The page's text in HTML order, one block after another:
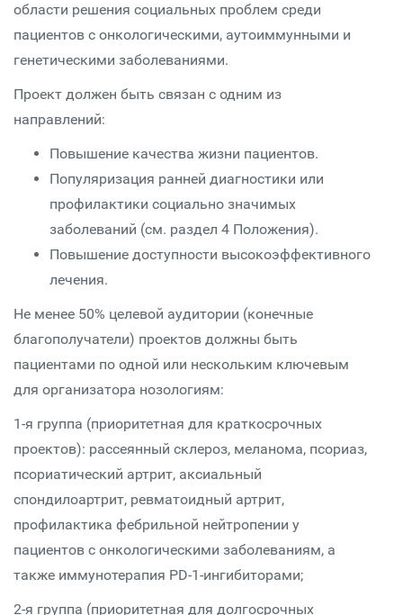
области решения социальных проблем среди
пациентов с онкологическими, аутоиммунными и
генетическими заболеваниями.
Проект должен быть связан с одним из
направлений:
Повышение качества жизни пациентов.
Популяризация ранней диагностики или
профилактики социально значимых
заболеваний (см. раздел 4 Положения).
Повышение доступности высокоэффективного
лечения.
Не менее 50% целевой аудитории (конечные
благополучатели) проектов должны быть
пациентами по одной или нескольким ключевым
для организатора нозологиям:
1-я группа (приоритетная для краткосрочных
проектов): рассеянный склероз, меланома, псориаз,
псориатический артрит, аксиальный
спондилоартрит, ревматоидный артрит,
профилактика фебрильной нейтропении у
пациентов с онкологическими заболеваниям, а
также иммунотерапия PD-1-ингибиторами;
2-я группа (приоритетная для долгосрочных